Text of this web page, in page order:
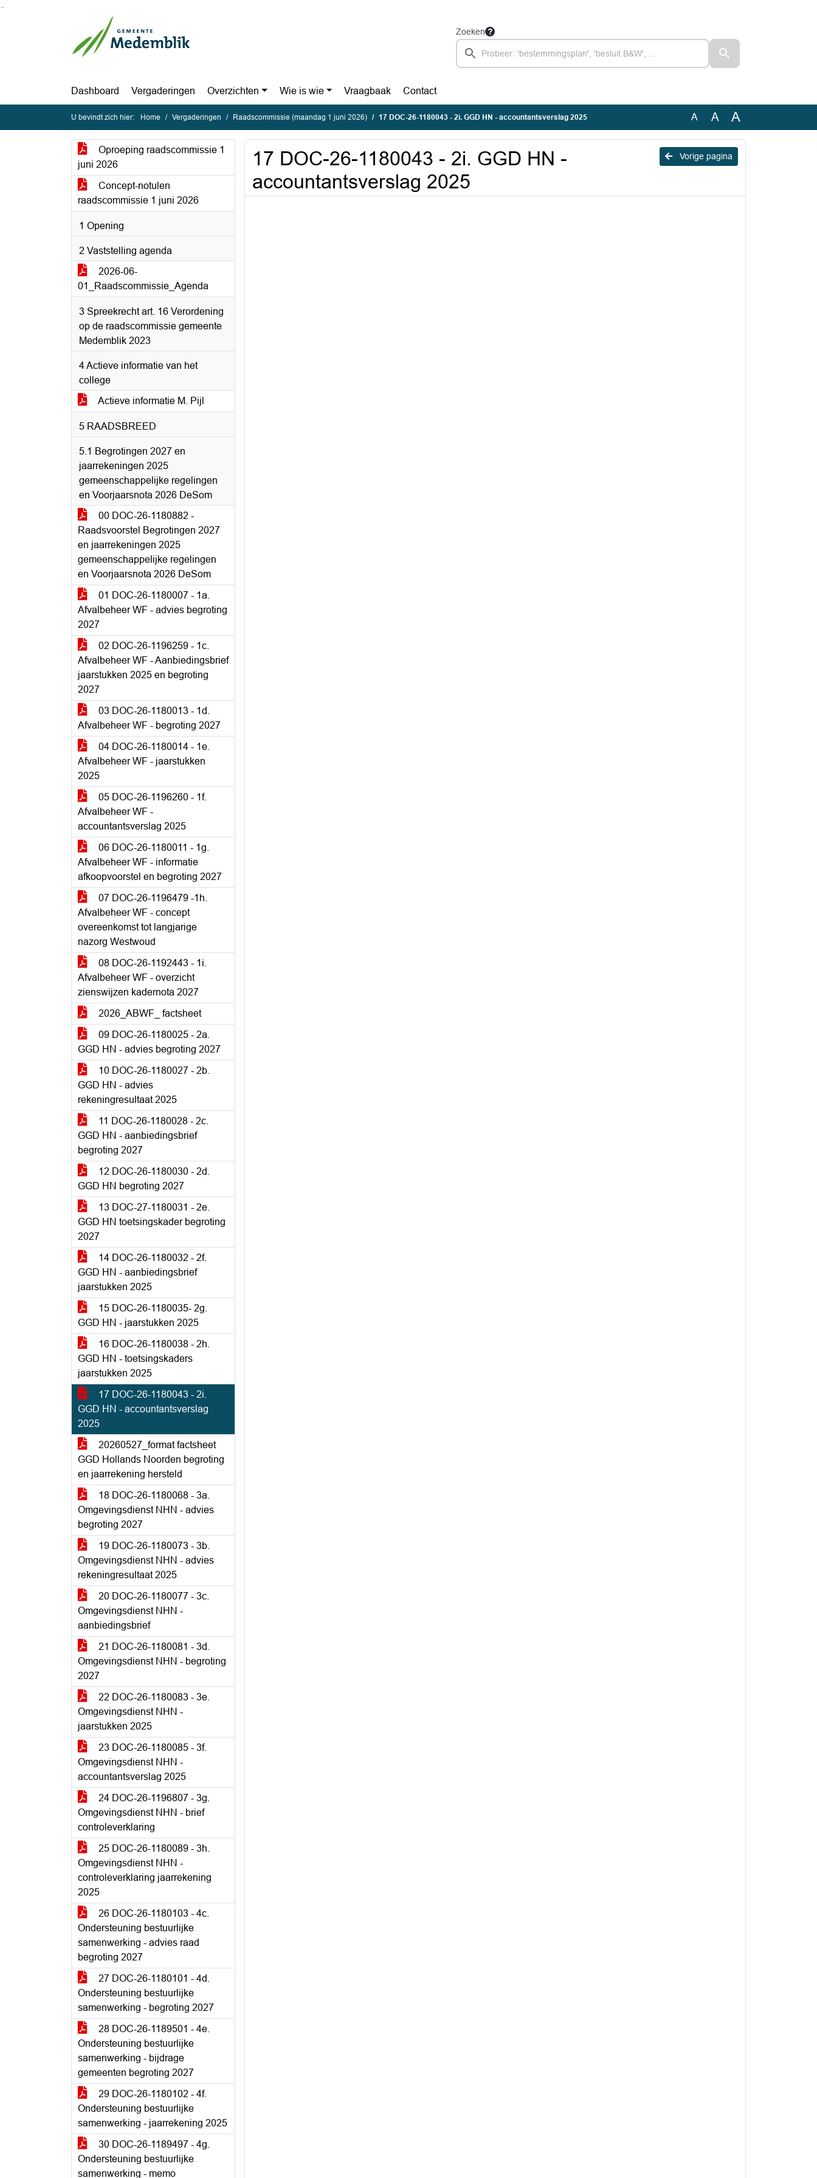
Ga naar de inhoud van deze pagina
Zoeken
Dashboard Vergaderingen Overzichten Wie is wie Vraagbaak Contact
U bevindt zich hier: Home Vergaderingen Raadscommissie (maandag 1 juni 2026) 17 DOC-26-1180043 - 2i. GGD HN - accountantsverslag 2025 A A A
Oproeping raadscommissie 1
juni 2026
Concept-notulen
raadscommissie 1 juni 2026
1 Opening
2 Vaststelling agenda
2026-06-
01_Raadscommissie_Agenda
3 Spreekrecht art. 16 Verordening
op de raadscommissie gemeente
Medemblik 2023
4 Actieve informatie van het
college
Actieve informatie M. Pijl
5 RAADSBREED
5.1 Begrotingen 2027 en
jaarrekeningen 2025
gemeenschappelijke regelingen
en Voorjaarsnota 2026 DeSom
00 DOC-26-1180882 -
Raadsvoorstel Begrotingen 2027
en jaarrekeningen 2025
gemeenschappelijke regelingen
en Voorjaarsnota 2026 DeSom
01 DOC-26-1180007 - 1a.
Afvalbeheer WF - advies begroting
2027
02 DOC-26-1196259 - 1c.
Afvalbeheer WF - Aanbiedingsbrief
jaarstukken 2025 en begroting
2027
03 DOC-26-1180013 - 1d.
Afvalbeheer WF - begroting 2027
04 DOC-26-1180014 - 1e.
Afvalbeheer WF - jaarstukken
2025
05 DOC-26-1196260 - 1f.
Afvalbeheer WF -
accountantsverslag 2025
06 DOC-26-1180011 - 1g.
Afvalbeheer WF - informatie
afkoopvoorstel en begroting 2027
07 DOC-26-1196479 -1h.
Afvalbeheer WF - concept
overeenkomst tot langjarige
nazorg Westwoud
08 DOC-26-1192443 - 1i.
Afvalbeheer WF - overzicht
zienswijzen kadernota 2027
2026_ABWF_ factsheet
09 DOC-26-1180025 - 2a.
GGD HN - advies begroting 2027
10 DOC-26-1180027 - 2b.
GGD HN - advies
rekeningresultaat 2025
11 DOC-26-1180028 - 2c.
GGD HN - aanbiedingsbrief
begroting 2027
12 DOC-26-1180030 - 2d.
GGD HN begroting 2027
13 DOC-27-1180031 - 2e.
GGD HN toetsingskader begroting
2027
14 DOC-26-1180032 - 2f.
GGD HN - aanbiedingsbrief
jaarstukken 2025
15 DOC-26-1180035- 2g.
GGD HN - jaarstukken 2025
16 DOC-26-1180038 - 2h.
GGD HN - toetsingskaders
jaarstukken 2025
17 DOC-26-1180043 - 2i.
GGD HN - accountantsverslag
2025
20260527_format factsheet
GGD Hollands Noorden begroting
en jaarrekening hersteld
18 DOC-26-1180068 - 3a.
Omgevingsdienst NHN - advies
begroting 2027
19 DOC-26-1180073 - 3b.
Omgevingsdienst NHN - advies
rekeningresultaat 2025
20 DOC-26-1180077 - 3c.
Omgevingsdienst NHN -
aanbiedingsbrief
21 DOC-26-1180081 - 3d.
Omgevingsdienst NHN - begroting
2027
22 DOC-26-1180083 - 3e.
Omgevingsdienst NHN -
jaarstukken 2025
23 DOC-26-1180085 - 3f.
Omgevingsdienst NHN -
accountantsverslag 2025
24 DOC-26-1196807 - 3g.
Omgevingsdienst NHN - brief
controleverklaring
25 DOC-26-1180089 - 3h.
Omgevingsdienst NHN -
controleverklaring jaarrekening
2025
26 DOC-26-1180103 - 4c.
Ondersteuning bestuurlijke
samenwerking - advies raad
begroting 2027
27 DOC-26-1180101 - 4d.
Ondersteuning bestuurlijke
samenwerking - begroting 2027
28 DOC-26-1189501 - 4e.
Ondersteuning bestuurlijke
samenwerking - bijdrage
gemeenten begroting 2027
29 DOC-26-1180102 - 4f.
Ondersteuning bestuurlijke
samenwerking - jaarrekening 2025
30 DOC-26-1189497 - 4g.
Ondersteuning bestuurlijke
samenwerking - memo
Vorige pagina
17 DOC-26-1180043 - 2i. GGD HN -
accountantsverslag 2025